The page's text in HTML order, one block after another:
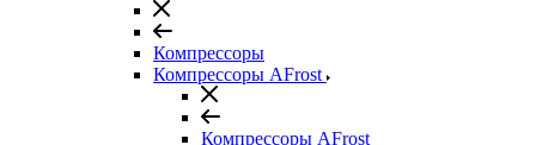
Компрессоры
Компрессоры AFrost
Компрессоры AFrost